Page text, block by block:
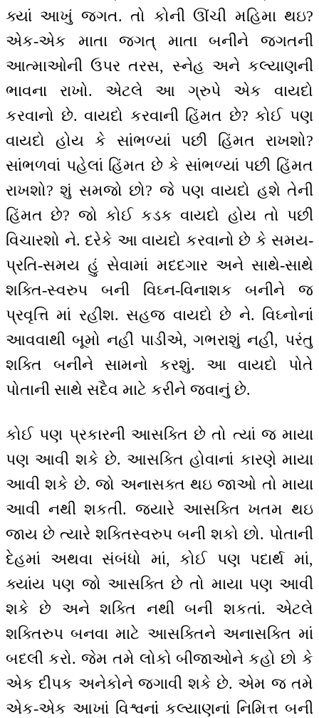
ક્યાં આખું જગત. તો કોની ઊંચી મહિમા થઇ?
એક-એક માતા જગત્ માતા બનીને જગતની
આત્માઓની ઉપર તરસ, સ્નેહ અને કલ્યાણની
ભાવના રાખો. એટલે આ ગ્રુપે એક વાયદો
કરવાનો છે. વાયદો કરવાની હિંમત છે? કોઈ પણ
વાયદો હોય કે સાંભળ્યાં પછી હિંમત રાખશો?
સાંભળવાં પહેલાં હિંમત છે કે સાંભળ્યાં પછી હિંમત
રાખશો? શું સમજો છો? જે પણ વાયદો હશે તેની
હિંમત છે? જો કોઈ કડક વાયદો હોય તો પછી
વિચારશો ને. દરેકે આ વાયદો કરવાનો છે કે સમય-
પ્રતિ-સમય હું સેવામાં મદદગાર અને સાથે-સાથે
શક્તિ-સ્વરુપ બની વિઘ્ન-વિનાશક બનીને જ
પ્રવૃત્તિ માં રહીશ. સહજ વાયદો છે ને. વિઘ્નોનાં
આવવાથી બૂમો નહીં પાડીએ, ગભરાશું નહીં, પરંતુ
શક્તિ બનીને સામનો કરશું. આ વાયદો પોતે
પોતાની સાથે સદૈવ માટે કરીને જવાનું છે.
કોઈ પણ પ્રકારની આસક્તિ છે તો ત્યાં જ માયા
પણ આવી શકે છે. આસક્તિ હોવાનાં કારણે માયા
આવી શકે છે. જો અનાસક્ત થઇ જાઓ તો માયા
આવી નથી શકતી. જયારે આસક્તિ ખતમ થઇ
જાય છે ત્યારે શક્તિસ્વરુપ બની શકો છો. પોતાની
દેહમાં અથવા સંબંધો માં, કોઈ પણ પદાર્થ માં,
ક્યાંય પણ જો આસક્તિ છે તો માયા પણ આવી
શકે છે અને શક્તિ નથી બની શકતાં. એટલે
શક્તિરુપ બનવા માટે આસક્તિને અનાસક્તિ માં
બદલી કરો. જેમ તમે લોકો બીજાઓને કહો છો કે
એક દીપક અનેકોને જગાવી શકે છે. એમ જ તમે
એક-એક આખાં વિશ્વનાંં કલ્યાણનાં નિમિત્ત બની